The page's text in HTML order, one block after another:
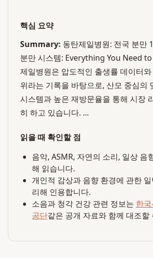
핵심 요약
Summary: 동탄제일병원: 전국 분만
분만 시스템: Everything You Need
제일병원은 압도적인 출생률 데이터와
위라는 기록을 바탕으로, 산모 중심의
시스템과 높은 재방문율을 통해 시장
히 하고 있습니다. ...
읽을 때 확인할 점
음악, ASMR, 자연의 소리, 일상 음
해 읽습니다.
개인적 감상과 음향 환경에 관한
리해 인용합니다.
소음과 청각 건강 관련 정보는 한
공단같은 공개 자료와 함께 대조할